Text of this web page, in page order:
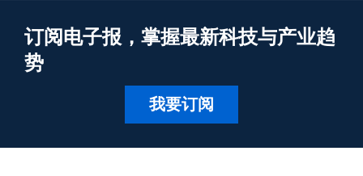
订阅电子报，掌握最新科技与产业趋
势
我要订阅